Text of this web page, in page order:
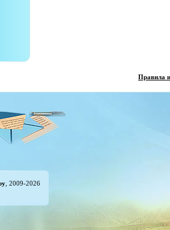
Правила
, 2009-2026